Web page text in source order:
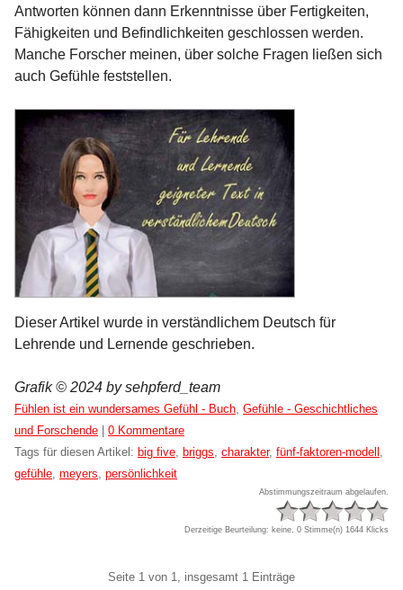
Antworten können dann Erkenntnisse über Fertigkeiten,
Fähigkeiten und Befindlichkeiten geschlossen werden.
Manche Forscher meinen, über solche Fragen ließen sich
auch Gefühle feststellen.
Dieser Artikel wurde in verständlichem Deutsch für
Lehrende und Lernende geschrieben.
Grafik © 2024 by sehpferd_team
Kategorien:
Fühlen ist ein wundersames Gefühl - Buch Gefühle - Geschichtliches
und Forschende | 0 Kommentare
Tags für diesen Artikel: big five briggs charakter, fünf-faktoren-modell
gefühle meyers persönlichkeit
Abstimmungszeitraum abgelaufen.
Derzeitige Beurteilung: keine, 0 Stimme(n) 1644 Klicks
Seite 1 von 1, insgesamt 1 Einträge